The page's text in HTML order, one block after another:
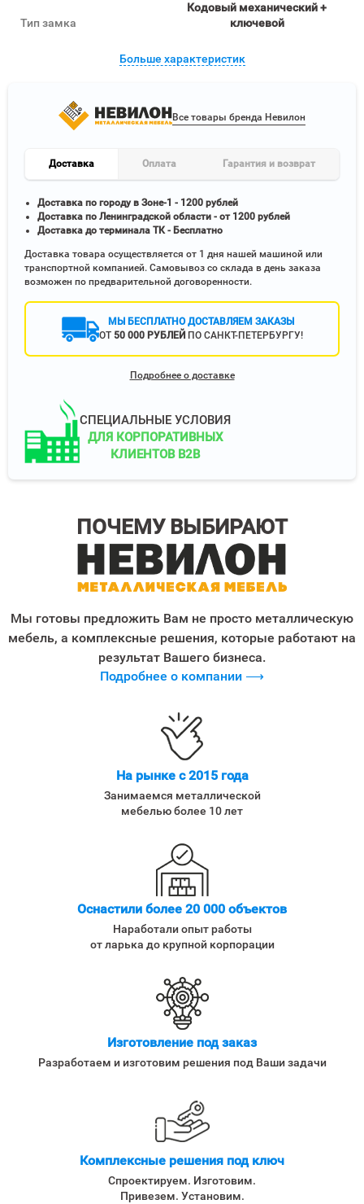
Тип замка
Кодовый механический +
ключевой
Больше характеристик
Все товары бренда Невилон
Доставка Оплата Гарантия и возврат
Доставка по городу в Зоне-1 - 1200 рублей
Доставка по Ленинградской области - от 1200 рублей
Доставка до терминала ТК - Бесплатно
Доставка товара осуществляется от 1 дня нашей машиной или
транспортной компанией. Самовывоз со склада в день заказа
возможен по предварительной договоренности.
МЫ БЕСПЛАТНО ДОСТАВЛЯЕМ ЗАКАЗЫ
ОТ 50 000 РУБЛЕЙ ПО САНКТ-ПЕТЕРБУРГУ!
Подробнее о доставке
СПЕЦИАЛЬНЫЕ УСЛОВИЯ
ДЛЯ КОРПОРАТИВНЫХ
КЛИЕНТОВ B2B
ПОЧЕМУ ВЫБИРАЮТ
Мы готовы предложить Вам не просто металлическую
мебель, а комплексные решения, которые работают на
результат Вашего бизнеса.
Подробнее о компании ⟶
На рынке с 2015 года
Занимаемся металлической
мебелью более 10 лет
Оснастили более 20 000 объектов
Наработали опыт работы
от ларька до крупной корпорации
Изготовление под заказ
Разработаем и изготовим решения под Ваши задачи
Комплексные решения под ключ
Спроектируем. Изготовим.
Привезем. Установим.